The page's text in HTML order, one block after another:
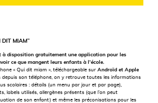
DIT MIAM”
à disposition gratuitement une application pour les
ce que mangent leurs enfants à l’école.
« Qui dit miam », téléchargeable sur Androïd et Apple
depuis son téléphone, on y retrouve toutes les informations
scolaires : détails (un menu par jour et par page),
labels utilisés, allergènes présents (que l’on peut
de son enfant) et même les préconisations pour les